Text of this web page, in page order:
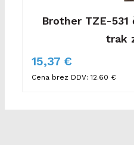
Brother TZE-531
trak
15,37 €
Cena brez DDV: 12.60 €